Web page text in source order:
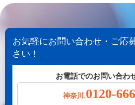
お気軽にお問い合わせ・ご応
さい！
お電話でのお問い合わ
神奈川.0120-